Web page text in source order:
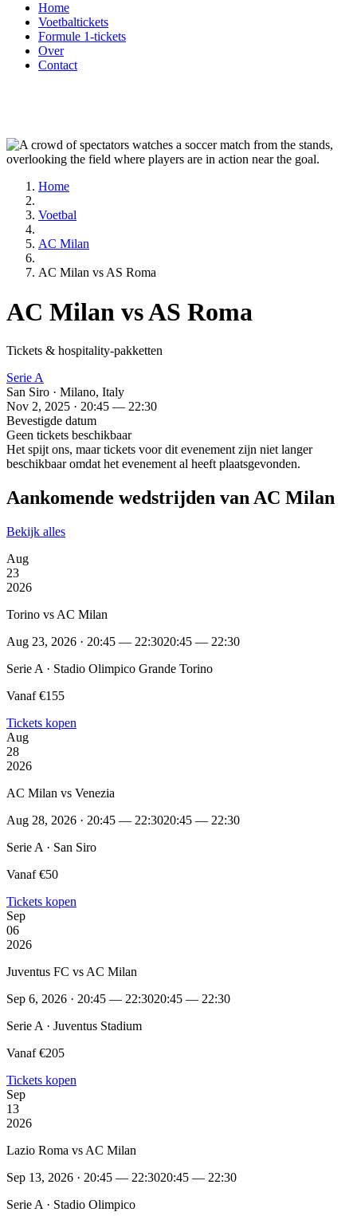
Home
Voetbaltickets
Formule 1-tickets
Over
Contact
Home
Voetbal
AC Milan
AC Milan vs AS Roma
AC Milan vs AS Roma
Tickets & hospitality-pakketten
Serie A
San Siro · Milano, Italy
Nov 2, 2025 · 20:45 — 22:30
Bevestigde datum
Geen tickets beschikbaar
Het spijt ons, maar tickets voor dit evenement zijn niet langer
beschikbaar omdat het evenement al heeft plaatsgevonden.
Aankomende wedstrijden van AC Milan
Bekijk alles
Aug
23
2026
Torino vs AC Milan
Aug 23, 2026 · 20:45 — 22:3020:45 — 22:30
Serie A · Stadio Olimpico Grande Torino
Vanaf €155
Tickets kopen
Aug
28
2026
AC Milan vs Venezia
Aug 28, 2026 · 20:45 — 22:3020:45 — 22:30
Serie A · San Siro
Vanaf €50
Tickets kopen
Sep
06
2026
Juventus FC vs AC Milan
Sep 6, 2026 · 20:45 — 22:3020:45 — 22:30
Serie A · Juventus Stadium
Vanaf €205
Tickets kopen
Sep
13
2026
Lazio Roma vs AC Milan
Sep 13, 2026 · 20:45 — 22:3020:45 — 22:30
Serie A · Stadio Olimpico